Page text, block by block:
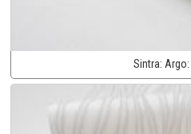
Sintra: Argo: